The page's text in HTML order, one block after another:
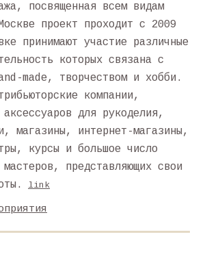
посвященная всем видам
проект проходит с 2009
принимают участие различные
которых связана с
made, творчеством и хобби.
компании,
аксессуаров для рукоделия,
магазины, интернет-магазины,
курсы и большое число
мастеров, представляющих свои
link